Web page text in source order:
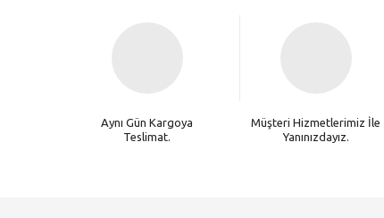
Aynı Gün Kargoya
Teslimat.
Müşteri Hizmetlerimiz İle
Yanınızdayız.